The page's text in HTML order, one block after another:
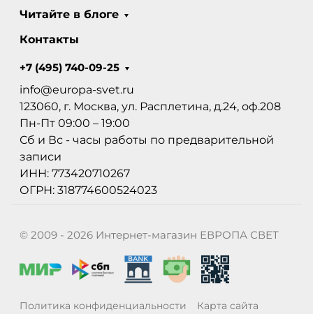
Читайте в блоге
Контакты
+7 (495) 740-09-25
info@europa-svet.ru
123060, г. Москва, ул. Расплетина, д.24, оф.208
Пн-Пт 09:00 – 19:00
Сб и Вс - часы работы по предварительной
записи
ИНН: 773420710267
ОГРН: 318774600524023
© 2009 - 2026 Интернет-магазин ЕВРОПА СВЕТ
Политика конфиденциальности Карта сайта